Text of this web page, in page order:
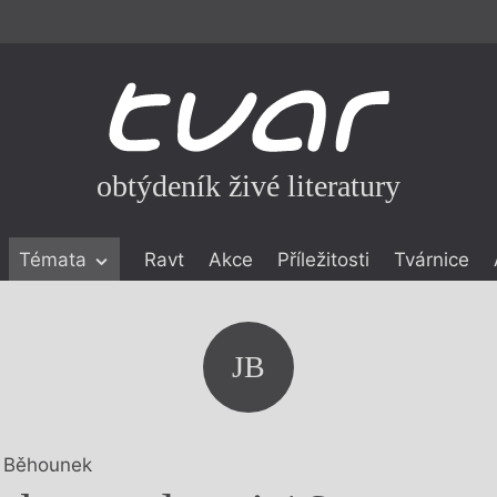
obtýdeník živé literatury
Témata Ravt Akce Příležitosti Tvárnice
JB